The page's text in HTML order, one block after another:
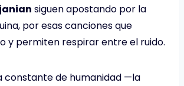
siguen apostando por la
por esas canciones que
y permiten respirar entre el ruido.
constante de humanidad —la